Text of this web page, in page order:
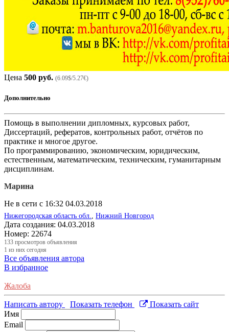
Цена 500 руб. (6.09$/5.27€)
Дополнительно
Помощь в выполнении дипломных, курсовых работ,
Диссертаций, рефератов, контрольных работ, отчётов по
практике и многое другое.
По программированию, экономическим, юридическим,
естественным, математическим, техническим, гуманитарным
дисциплинам.
Марина
Не в сети с 16:32 04.03.2018
Нижегородская область обл. Нижний Новгород
Дата создания: 04.03.2018
Номер: 22674
133 просмотров объявления
1 из них сегодня
Все объявления автора
В избранное
Жалоба
Написать автору Показать телефон
Показать сайт
Имя
Email